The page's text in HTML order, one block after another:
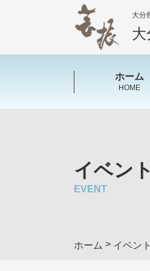
大分
大
ホーム
HOME
イベン
EVENT
ホーム > イベント